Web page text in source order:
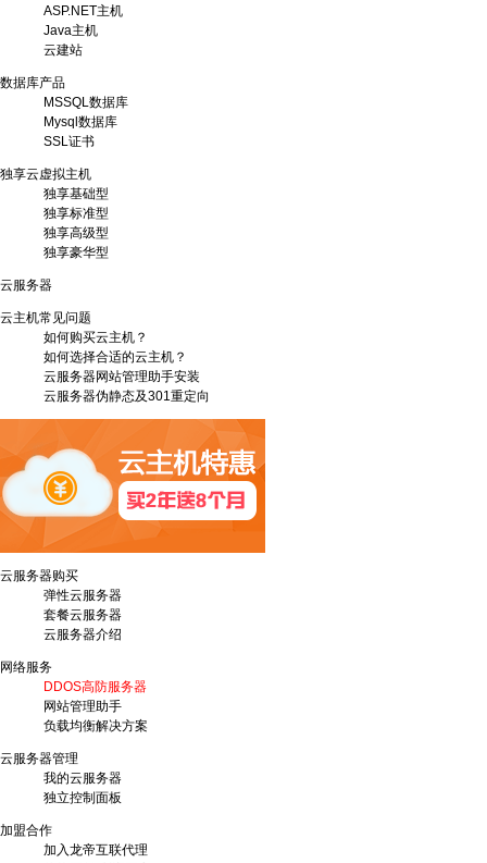
ASP.NET主机
Java主机
云建站
数据库产品
MSSQL数据库
Mysql数据库
SSL证书
独享云虚拟主机
独享基础型
独享标准型
独享高级型
独享豪华型
云服务器
云主机常见问题
如何购买云主机？
如何选择合适的云主机？
云服务器网站管理助手安装
云服务器伪静态及301重定向
云服务器购买
弹性云服务器
套餐云服务器
云服务器介绍
网络服务
DDOS高防服务器
网站管理助手
负载均衡解决方案
云服务器管理
我的云服务器
独立控制面板
加盟合作
加入龙帝互联代理